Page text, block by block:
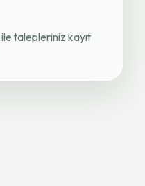
talepleriniz kayıt